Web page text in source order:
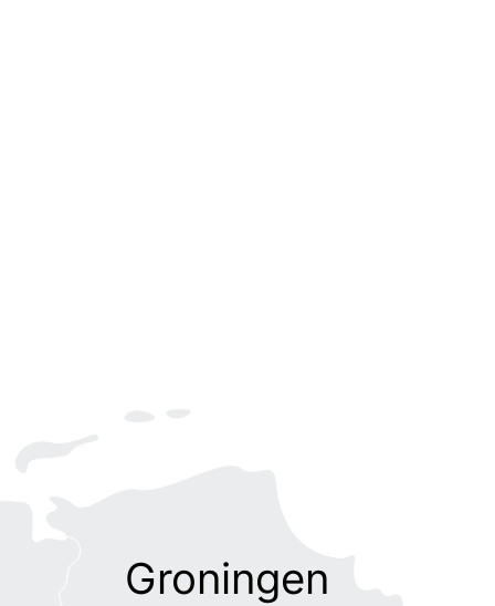
Groningen